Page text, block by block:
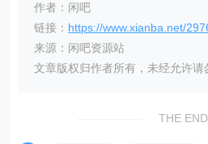
作者：闲吧
链接： https://www.xianba.net/
来源：闲吧资源站
文章版权归作者所有，未经允许请
THE END